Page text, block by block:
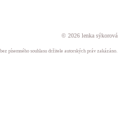
© 2026 lenka sýkorová
písemného souhlasu držitele autorských práv zakázáno.